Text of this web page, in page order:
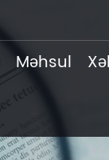
Məhsul